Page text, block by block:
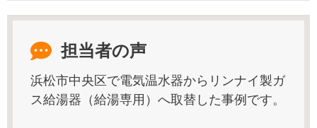
担当者の声
浜松市中央区で電気温水器からリンナイ製ガ
ス給湯器（給湯専用）へ取替した事例です。